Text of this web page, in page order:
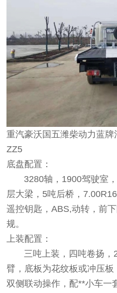
重汽豪沃国五潍柴动力蓝
ZZ5
底盘配置：
3280轴，1900驾驶室，
层大梁，5吨后桥，
遥控钥匙，ABS,动转，前
规。
上装配置：
三吨上装，四吨卷扬，
臂，底板为花纹板或冲压板
双侧联动操作，配**小车一